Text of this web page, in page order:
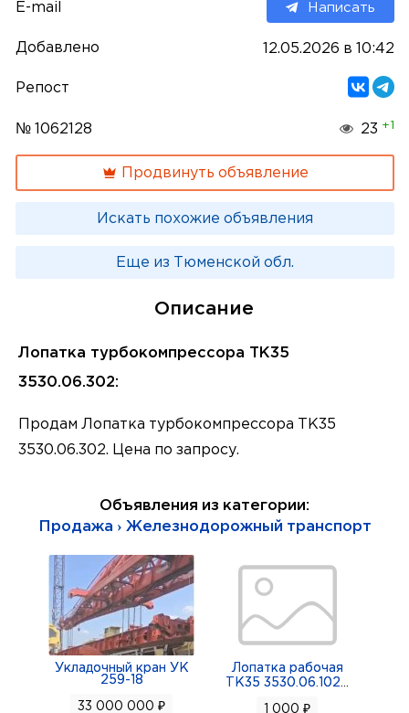
E-mail Написать
Добавлено 12.05.2026 в 10:42
Репост
№ 1062128 23 +1
Продвинуть объявление
Искать похожие объявления
Еще из Тюменской обл.
Описание
Лопатка турбокомпрессора ТК35
3530.06.302:
Продам Лопатка турбокомпрессора ТК35
3530.06.302. Цена по запросу.
Объявления из категории:
Продажа › Железнодорожный транспорт
Укладочный кран УК
259-18
33 000 000 ₽
Лопатка рабочая
ТК35 3530.06.102
1 000 ₽